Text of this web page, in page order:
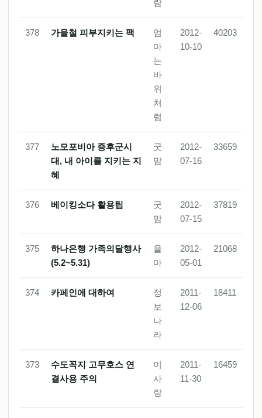
람
378 가을철 피부지키는 팩
엄
마
는
바
위
처
럼
2012-
10-10
40203
377
노모포비아 증후군시
대, 내 아이를 지키는 지
혜
굿
맘
2012-
07-16
33659
376 베이킹소다 활용팁
굿
맘
2012-
07-15
37819
375
하나은행 가족의달행사
(5.2~5.31)
율
마
2012-
05-01
21068
374 카페인에 대하여
정
보
나
라
2011-
12-06
18411
373
수도꼭지 고무호스 연
결사용 주의
이
사
랑
2011-
11-30
16459